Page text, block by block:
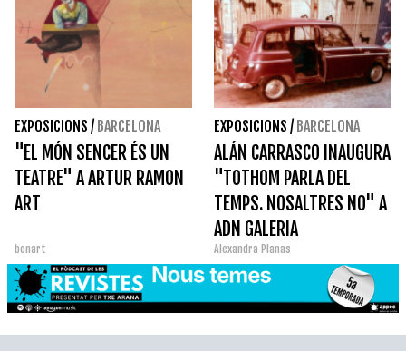
EXPOSICIONS / BARCELONA
"EL MÓN SENCER ÉS UN
TEATRE" A ARTUR RAMON
ART
bonart
EXPOSICIONS / BARCELONA
ALÁN CARRASCO INAUGURA
"TOTHOM PARLA DEL
TEMPS. NOSALTRES NO" A
ADN GALERIA
Alexandra Planas